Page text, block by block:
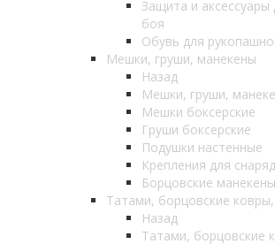
Защита и
боя
Обувь для
Мешки, груши, манекены
Назад
Мешки, груши,
Мешки боксерские
Груши боксерские
Подушки настенные
Крепления для
Борцовские манекены
Татами, борцовские ковры,
Назад
Татами, борцовские